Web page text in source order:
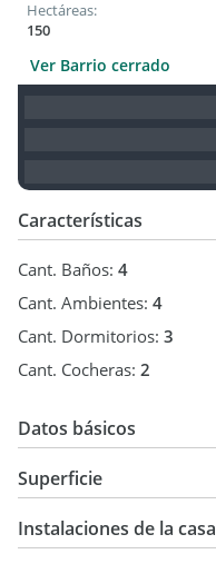
Hectáreas:
150
Ver Barrio cerrado
Características
Cant. Baños: 4
Cant. Ambientes: 4
Cant. Dormitorios: 3
Cant. Cocheras: 2
Datos básicos
USD 3.000
Superficie
755 m2
Instalaciones de la casa